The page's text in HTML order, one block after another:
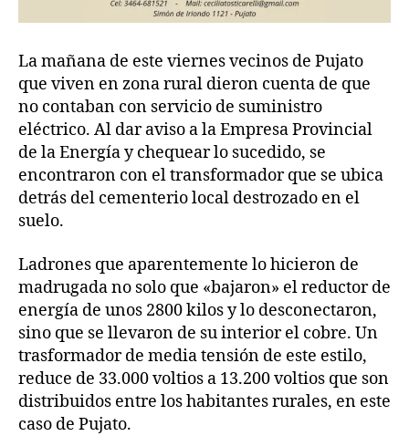
La mañana de este viernes vecinos de Pujato
que viven en zona rural dieron cuenta de que
no contaban con servicio de suministro
eléctrico. Al dar aviso a la Empresa Provincial
de la Energía y chequear lo sucedido, se
encontraron con el transformador que se ubica
detrás del cementerio local destrozado en el
suelo.
Ladrones que aparentemente lo hicieron de
madrugada no solo que «bajaron» el reductor de
energía de unos 2800 kilos y lo desconectaron,
sino que se llevaron de su interior el cobre. Un
trasformador de media tensión de este estilo,
reduce de 33.000 voltios a 13.200 voltios que son
distribuidos entre los habitantes rurales, en este
caso de Pujato.